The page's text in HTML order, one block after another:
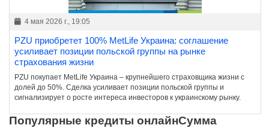
4 мая 2026 г., 19:05
PZU приобретет 100% MetLife Украина: соглашение
усиливает позиции польской группы на рынке
страхования жизни
PZU покупает MetLife Украина – крупнейшего страховщика жизни с
долей до 50%. Сделка усиливает позиции польской группы и
сигнализирует о росте интереса инвесторов к украинскому рынку.
Популярные кредиты онлайнСумма